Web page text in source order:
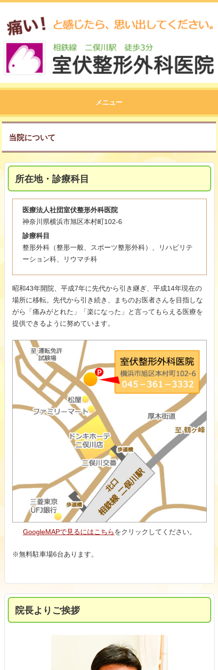
メニュー
当院について
所在地・診療科目
医療法人社団室伏整形外科医院
神奈川県横浜市旭区本村町102-6
診療科目
整形外科（整形一般、スポーツ整形外科）、リハビリテ
ーション科、リウマチ科
昭和43年開院、平成7年に先代から引き継ぎ、平成14年現在の
場所に移転。先代から引き続き、まちのお医者さんを目指しな
がら「痛みがとれた」「楽になった」と言ってもらえる医療を
提供できるように努めています。
GoogleMAPで見るにはこちらをクリックしてください。
※無料駐車場6台あります。
院長よりご挨拶